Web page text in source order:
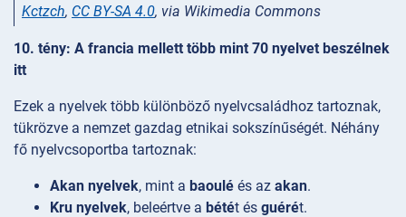
Kctzch, CC BY-SA 4.0, via Wikimedia Commons
10. tény: A francia mellett több mint 70 nyelvet beszélnek
itt
Ezek a nyelvek több különböző nyelvcsaládhoz tartoznak,
tükrözve a nemzet gazdag etnikai sokszínűségét. Néhány
fő nyelvcsoportba tartoznak:
Akan nyelvek, mint a baoulé és az akan.
Kru nyelvek, beleértve a bétét és guérét.